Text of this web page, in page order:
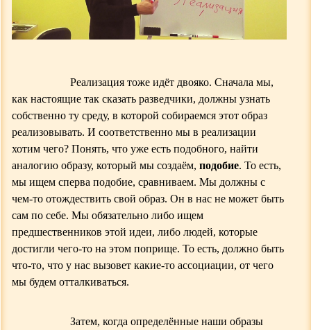
Реализация тоже идёт двояко. Сначала мы,
как настоящие так сказать разведчики, должны узнать
собственно ту среду, в которой собираемся этот образ
реализовывать. И соответственно мы в реализации
хотим чего? Понять, что уже есть подобного, найти
аналогию образу, который мы создаём, подобие. То есть,
мы ищем сперва подобие, сравниваем. Мы должны с
чем-то отождествить свой образ. Он в нас не может быть
сам по себе. Мы обязательно либо ищем
предшественников этой идеи, либо людей, которые
достигли чего-то на этом поприще. То есть, должно быть
что-то, что у нас вызовет какие-то ассоциации, от чего
мы будем отталкиваться.
Затем, когда определённые наши образы